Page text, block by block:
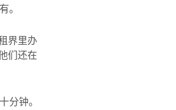
。
界里办
们还在
分钟。